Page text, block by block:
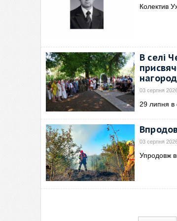
Колектив
В селі
03 серпня
29 липня в
03 серпня
Упродовж